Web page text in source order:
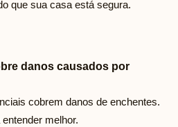
que sua casa está segura.
danos causados por
cobrem danos de enchentes.
melhor.